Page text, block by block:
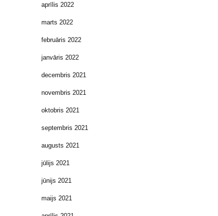
aprīlis 2022
marts 2022
februāris 2022
janvāris 2022
decembris 2021
novembris 2021
oktobris 2021
septembris 2021
augusts 2021
jūlijs 2021
jūnijs 2021
maijs 2021